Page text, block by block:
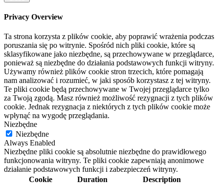
Privacy Overview
Ta strona korzysta z plików cookie, aby poprawić wrażenia podczas
poruszania się po witrynie. Spośród nich pliki cookie, które są
sklasyfikowane jako niezbędne, są przechowywane w przeglądarce,
ponieważ są niezbędne do działania podstawowych funkcji witryny.
Używamy również plików cookie stron trzecich, które pomagają
nam analizować i rozumieć, w jaki sposób korzystasz z tej witryny.
Te pliki cookie będą przechowywane w Twojej przeglądarce tylko
za Twoją zgodą. Masz również możliwość rezygnacji z tych plików
cookie. Jednak rezygnacja z niektórych z tych plików cookie może
wpłynąć na wygodę przeglądania.
Niezbędne
Niezbędne
Always Enabled
Niezbędne pliki cookie są absolutnie niezbędne do prawidłowego
funkcjonowania witryny. Te pliki cookie zapewniają anonimowe
działanie podstawowych funkcji i zabezpieczeń witryny.
Cookie
Duration Description